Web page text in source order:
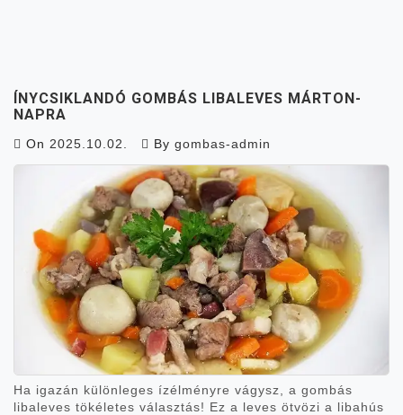
ÍNYCSIKLANDÓ GOMBÁS LIBALEVES MÁRTON-
NAPRA
On 2025.10.02. By gombas-admin
Ha igazán különleges ízélményre vágysz, a gombás
libaleves tökéletes választás! Ez a leves ötvözi a libahús